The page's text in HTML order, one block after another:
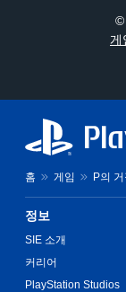
©
게
홈 게임 P의 거
정보
SIE 소개
커리어
PlayStation Studios